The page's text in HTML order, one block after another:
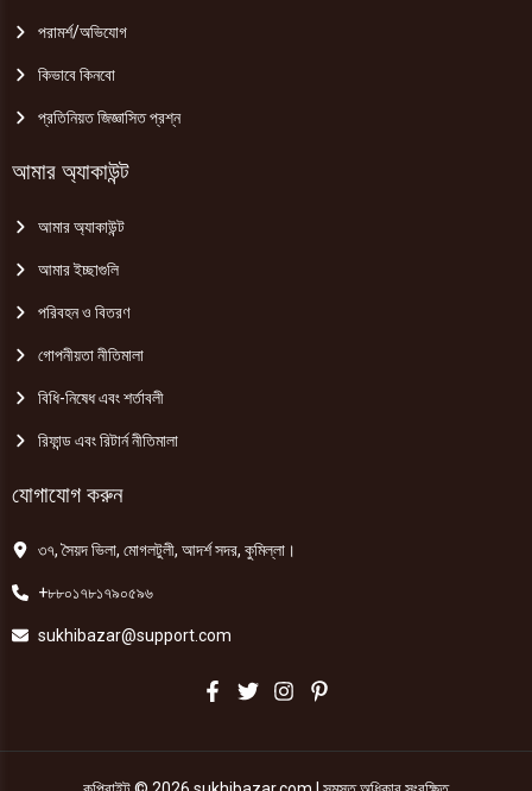
পরামর্শ/অভিযোগ
কিভাবে কিনবো
প্রতিনিয়ত জিজ্ঞাসিত প্রশ্ন
আমার অ্যাকাউন্ট
আমার অ্যাকাউন্ট
আমার ইচ্ছাগুলি
পরিবহন ও বিতরণ
গোপনীয়তা নীতিমালা
বিধি-নিষেধ এবং শর্তাবলী
রিফান্ড এবং রিটার্ন নীতিমালা
যোগাযোগ করুন
৩৭, সৈয়দ ভিলা, মোগলটুলী, আদর্শ সদর, কুমিল্লা।
+৮৮০১৭৮১৭৯০৫৯৬
sukhibazar@support.com